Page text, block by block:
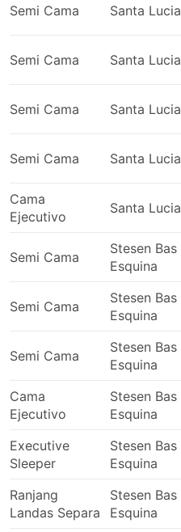
Semi Cama Santa Lucia
Semi Cama Santa Lucia
Semi Cama Santa Lucia
Semi Cama Santa Lucia
Cama
Ejecutivo
Santa Lucia
Semi Cama
Stesen Bas
Esquina
Semi Cama
Stesen Bas
Esquina
Semi Cama
Stesen Bas
Esquina
Cama
Ejecutivo
Stesen Bas
Esquina
Executive
Sleeper
Stesen Bas
Esquina
Ranjang
Landas Separa
Stesen Bas
Esquina